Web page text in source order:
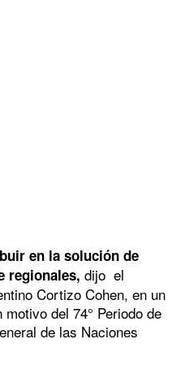
en la solución de
dijo el
Cortizo Cohen, en un
del 74° Periodo de
de las Naciones